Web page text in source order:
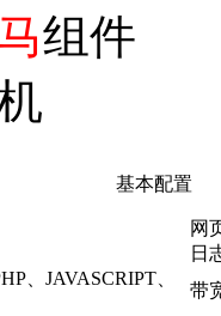
组件
基本配置
网
日
、JAVASCRIPT、
带